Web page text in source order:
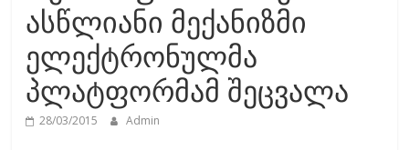
ასწლიანი მექანიზმი
ელექტრონულმა
პლატფორმამ შეცვალა
28/03/2015 Admin